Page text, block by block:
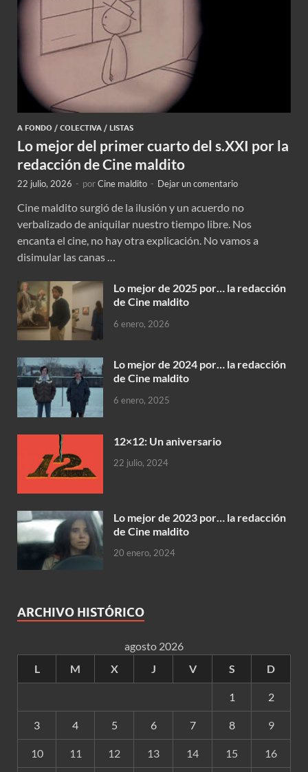
A FONDO / COLECTIVA / LISTAS
Lo mejor del primer cuarto del s.XXI por la
redacción de Cine maldito
22 julio, 2026 - porCine maldito - Dejar un comentario
Cine maldito surgió de la ilusión y un acuerdo no
verbalizado de aniquilar nuestro tiempo libre. Nos
encanta el cine, no hay otra explicación. No vamos a
disimular las canas …
Lo mejor de 2025 por… la redacción
de Cine maldito
6 enero, 2026
Lo mejor de 2024 por… la redacción
de Cine maldito
6 enero, 2025
12×12: Un aniversario
22 julio, 2024
Lo mejor de 2023 por… la redacción
de Cine maldito
20 enero, 2024
ARCHIVO HISTÓRICO
agosto 2026
L
M X J V S D
1 2
3 4 5 6 7 8 9
10 11 12 13 14 15 16